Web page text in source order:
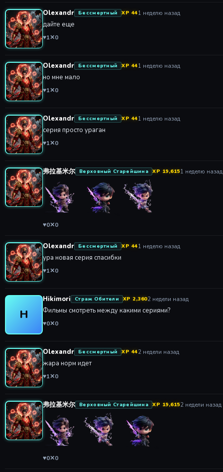
Olexandr Бессмертный XP 441 неделю назад
дайте еще
♥1✕0
Olexandr Бессмертный XP 441 неделю назад
но мне мало
♥1✕0
Olexandr Бессмертный XP 441 неделю назад
серия просто ураган
♥1✕0
弗拉基米尔 Верховный Старейшина XP 19,6151 неделю назад
♥0✕0
Olexandr Бессмертный XP 441 неделю назад
ура новая серия спасибки
♥1✕0
H
Hikimori Страж Обители XP 2,3602 недели назад
Фильмы смотреть между какими сериями?
♥0✕0
Olexandr Бессмертный XP 442 недели назад
жара норм идет
♥1✕0
弗拉基米尔 Верховный Старейшина XP 19,6152 недели назад
♥0✕0